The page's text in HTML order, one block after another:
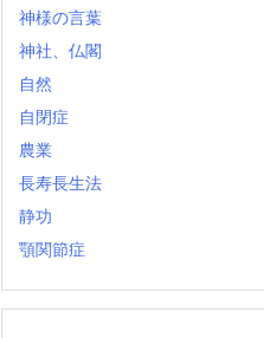
神様の言葉
神社、仏閣
自然
自閉症
農業
長寿長生法
静功
顎関節症